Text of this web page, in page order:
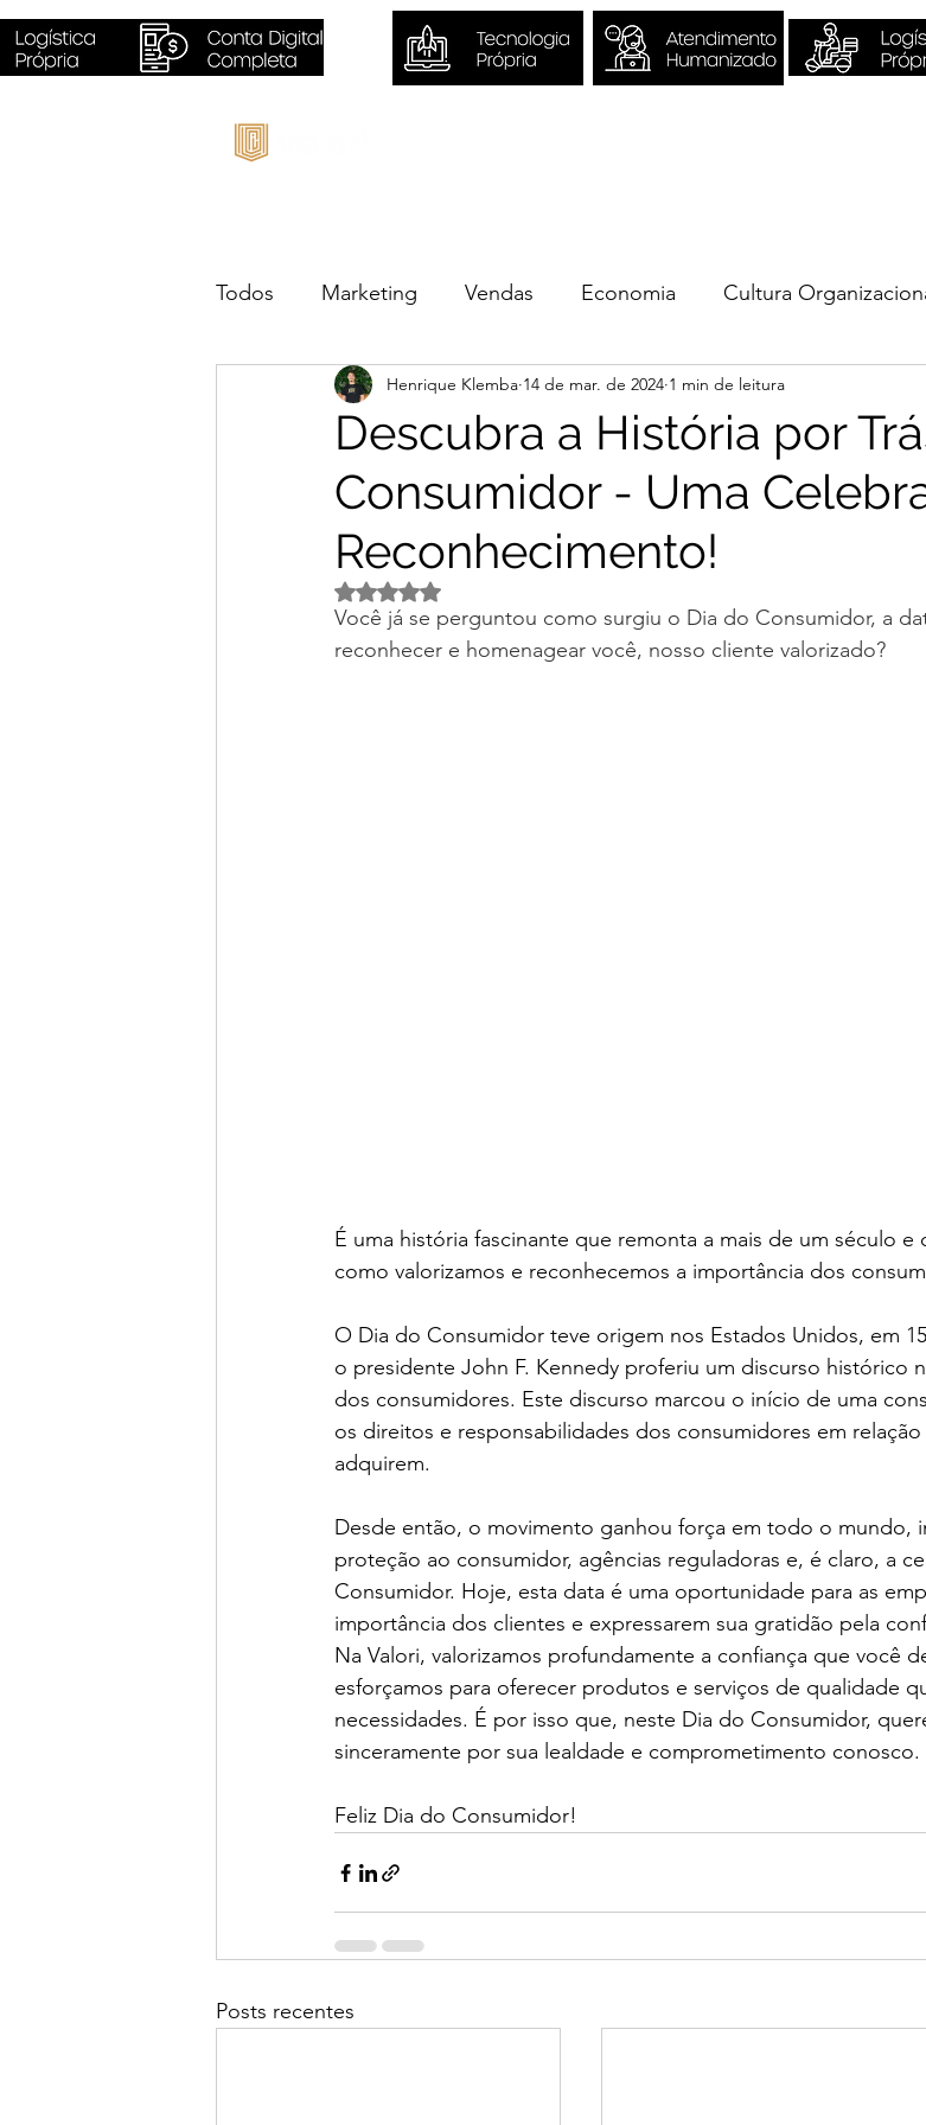
Todos Marketing Vendas Economia Cultura
Sustentabilidade Negócios
Descubra a História por
Consumidor - Uma
Reconhecimento!
Henrique Klemba 14 de mar. de 2024 1 min de leitura
Avaliado com NaN de 5 estrelas.
Você já se perguntou como surgiu o Dia do Consumidor, a
reconhecer e homenagear você, nosso cliente valorizado?
É uma história fascinante que remonta a mais de um século e
como valorizamos e reconhecemos a importância dos
O Dia do Consumidor teve origem nos Estados Unidos, em
o presidente John F. Kennedy proferiu um discurso histórico
dos consumidores. Este discurso marcou o início de uma
os direitos e responsabilidades dos consumidores em
adquirem.
Desde então, o movimento ganhou força em todo o mundo,
proteção ao consumidor, agências reguladoras e, é claro, a
Consumidor. Hoje, esta data é uma oportunidade para as
importância dos clientes e expressarem sua gratidão pela
Na Valori, valorizamos profundamente a confiança que você
esforçamos para oferecer produtos e serviços de qualidade
necessidades. É por isso que, neste Dia do Consumidor,
sinceramente por sua lealdade e comprometimento conosco.
Feliz Dia do Consumidor!
Posts recentes